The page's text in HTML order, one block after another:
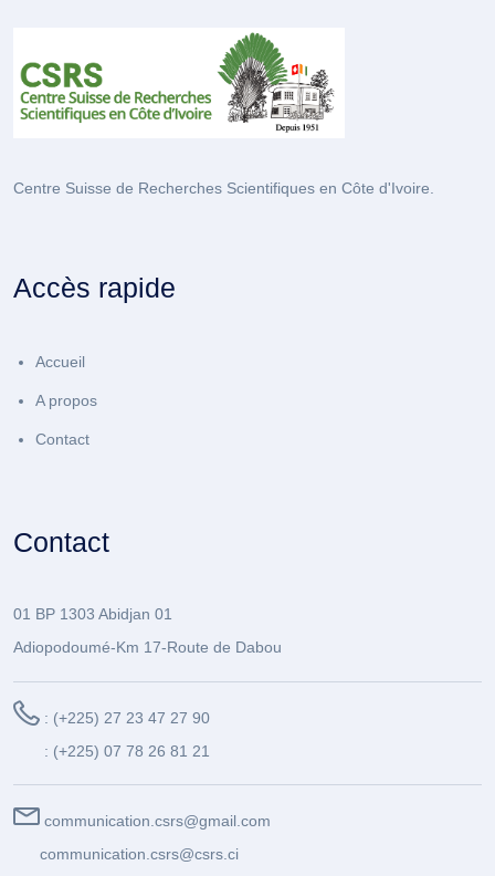
Centre Suisse de Recherches Scientifiques en Côte d'Ivoire.
Accès rapide
Accueil
A propos
Contact
Contact
01 BP 1303 Abidjan 01
Adiopodoumé-Km 17-Route de Dabou
: (+225) 27 23 47 27 90
: (+225) 07 78 26 81 21
communication.csrs@gmail.com
communication.csrs@csrs.ci